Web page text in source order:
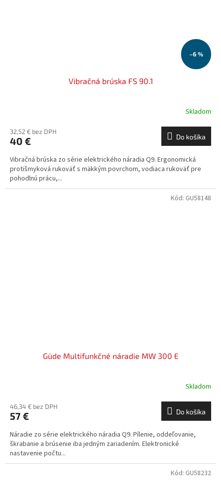
–6 %
Vibračná brúska FS 90.1
Skladom
32,52 € bez DPH
40 € Do košíka
Vibračná brúska zo série elektrického náradia Q9. Ergonomická
protišmyková rukoväť s mäkkým povrchom, vodiaca rukoväť pre
pohodlnú prácu,...
Güde Multifunkčné náradie MW 300 E
Skladom
46,34 € bez DPH
57 € Do košíka
Náradie zo série elektrického náradia Q9. Pílenie, oddeľovanie,
škrabanie a brúsenie iba jedným zariadením. Elektronické
nastavenie počtu...
Kód: GU58148
Kód: GU58232